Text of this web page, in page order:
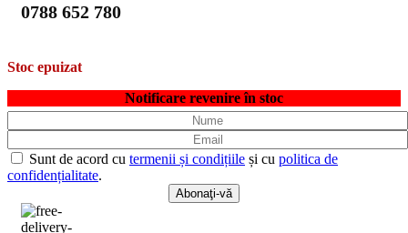
0788 652 780
Stoc epuizat
Notificare revenire în stoc
Sunt de acord cu termenii și condițiile și cu politica de
confidențialitate.